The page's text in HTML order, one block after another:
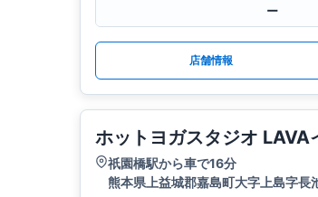
ー
店舗情報
ホットヨガスタジオ LAVA
祇園橋駅から車で16分
熊本県上益城郡嘉島町大字上島字